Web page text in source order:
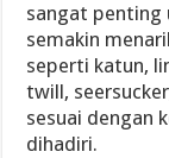
sangat penting
semakin
seperti katun,
twill,
sesuai dengan
dihadiri.